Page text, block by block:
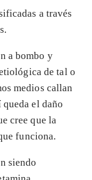
a través
a bombo y
de tal o
medios callan
queda el daño
cree que la
funciona.
siendo